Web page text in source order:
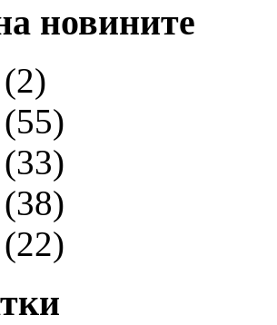
новините
(2)
(55)
(33)
(38)
(22)